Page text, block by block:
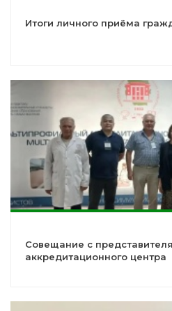
Итоги личного приёма
Совещание с
аккредитационного центра